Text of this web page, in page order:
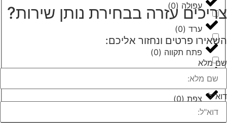
עפולה (
0
)
ערד (
0
)
פתח תקווה (
0
)
צפריה
צפת(
0
)
צריכים עזרה בבחירת נותן שירות?
השאירו פרטים ונחזור אליכם:
שם מלא
דוא"ל